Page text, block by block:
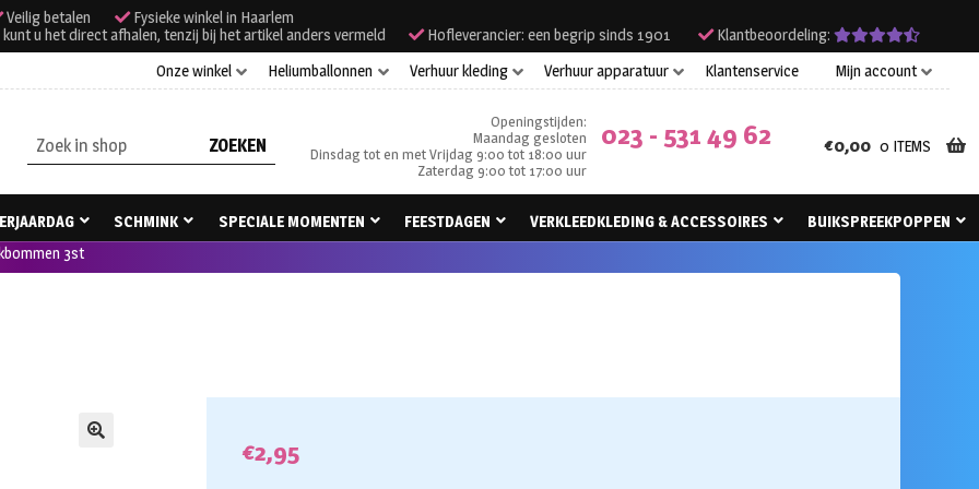
Veilig betalen
Fysieke winkel in Haarlem
u het direct afhalen, tenzij bij het artikel anders vermeld
Hofleverancier: een begrip sinds 1901
Klantbeoordeling:
Onze winkel
Heliumballonnen Verhuur kleding Verhuur apparatuur Klantenservice Mijn account
Zoeken
naar:
Openingstijden:
Maandag gesloten
Dinsdag tot en met Vrijdag 9:00 tot 18:00 uur
Zaterdag 9:00 tot 17:00 uur
023 - 531 49 62 €0,00 0 ITEMS
SCHMINK SPECIALE MOMENTEN FEESTDAGEN VERKLEEDKLEDING & ACCESSOIRES
BUIKSPREEKPOPPEN
3st
€2,95